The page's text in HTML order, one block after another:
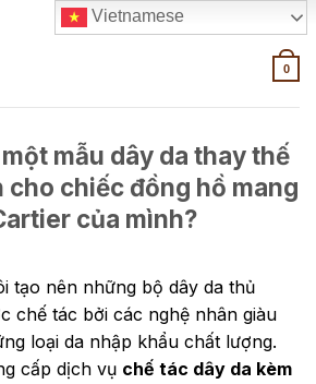
0
mẫu dây da thay thế
cho chiếc đồng hồ mang
của mình?
tạo nên những bộ dây da thủ
chế tác bởi các nghệ nhân giàu
loại da nhập khẩu chất lượng.
cấp dịch vụ chế tác dây da kèm
Vietnamese